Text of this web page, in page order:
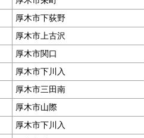
厚木市下荻野
厚木市上古沢
厚木市関口
厚木市下川入
厚木市三田南
厚木市山際
厚木市下川入